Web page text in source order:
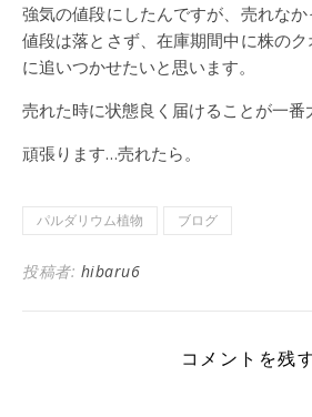
強気の値段にしたんですが、売れな
値段は落とさず、在庫期間中に株の
に追いつかせたいと思います。
売れた時に状態良く届けることが一番
頑張ります…売れたら。
パルダリウム植物 ブログ
投稿者: hibaru6
コメントを残